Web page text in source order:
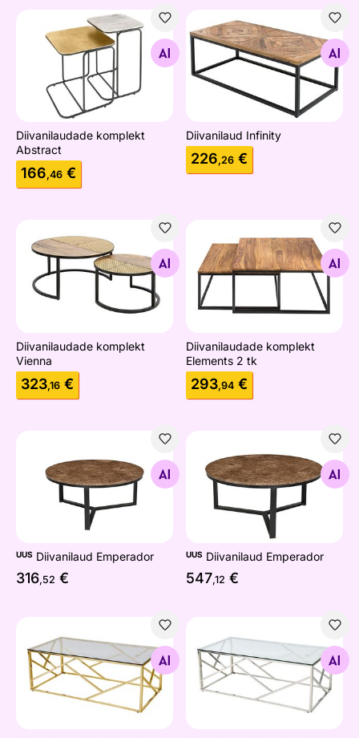
Diivanilaudade komplekt Abstract
Otsi sarnaseid
Diivanilaudade komplekt
Abstract
166,46 €
Diivanilaud Infinity
Otsi sarnaseid
Diivanilaud Infinity
226,26 €
Diivanilaudade komplekt Vienna
Otsi sarnaseid
Diivanilaudade komplekt
Vienna
323,16 €
Diivanilaudade komplekt
Otsi sarnaseid
Diivanilaudade komplekt
Elements 2 tk
293,94 €
Diivanilaud Emperador
Otsi sarnaseid
UUS Diivanilaud Emperador
316,52 €
Diivanilaud Emperador
Otsi sarnaseid
UUS Diivanilaud Emperador
547,12 €
Diivanilaud Orion 60x120 cm
Otsi sarnaseid
Diivanilaud Orion 60x120
Otsi sarnaseid